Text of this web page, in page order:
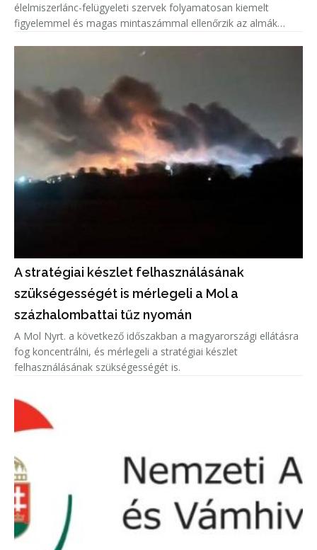
élelmiszerlánc-felügyeleti szervek folyamatosan kiemelt
figyelemmel és magas mintaszámmal ellenőrzik az almák
A stratégiai készlet felhasználásának
szükségességét is mérlegeli a Mol a
százhalombattai tűz nyomán
A Mol Nyrt. a következő időszakban a magyarországi ellátásra
fog koncentrálni, és mérlegeli a stratégiai készlet
felhasználásának szükségességét is.